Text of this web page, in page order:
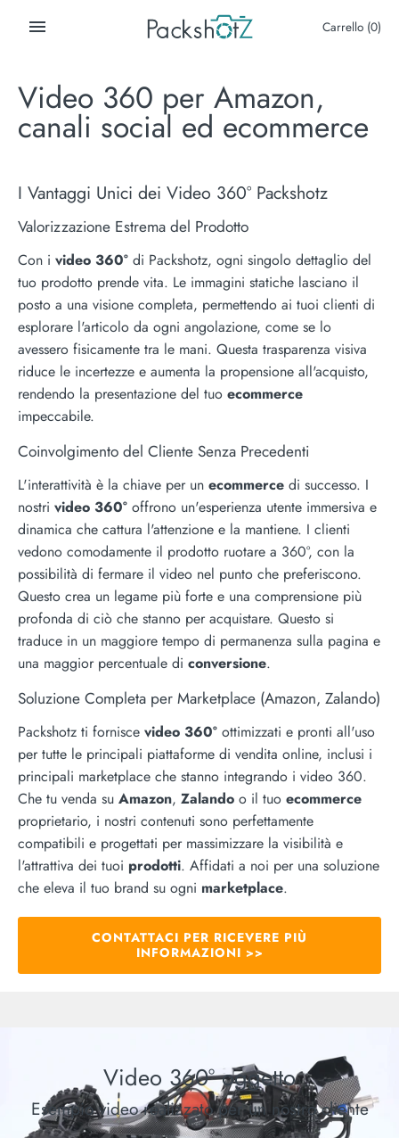
Carrello (0)
Video 360 per Amazon,
canali social ed ecommerce
I Vantaggi Unici dei Video 360° Packshotz
Valorizzazione Estrema del Prodotto
Con i video 360° di Packshotz, ogni singolo dettaglio del
tuo prodotto prende vita. Le immagini statiche lasciano il
posto a una visione completa, permettendo ai tuoi clienti di
esplorare l'articolo da ogni angolazione, come se lo
avessero fisicamente tra le mani. Questa trasparenza visiva
riduce le incertezze e aumenta la propensione all'acquisto,
rendendo la presentazione del tuo ecommerce
impeccabile.
Coinvolgimento del Cliente Senza Precedenti
L'interattività è la chiave per un ecommerce di successo. I
nostri video 360° offrono un'esperienza utente immersiva e
dinamica che cattura l'attenzione e la mantiene. I clienti
vedono comodamente il prodotto ruotare a 360°, con la
possibilità di fermare il video nel punto che preferiscono.
Questo crea un legame più forte e una comprensione più
profonda di ciò che stanno per acquistare. Questo si
traduce in un maggiore tempo di permanenza sulla pagina e
una maggior percentuale di conversione.
Soluzione Completa per Marketplace (Amazon, Zalando)
Packshotz ti fornisce video 360° ottimizzati e pronti all'uso
per tutte le principali piattaforme di vendita online, inclusi i
principali marketplace che stanno integrando i video 360.
Che tu venda su Amazon, Zalando o il tuo ecommerce
proprietario, i nostri contenuti sono perfettamente
compatibili e progettati per massimizzare la visibilità e
l'attrattiva dei tuoi prodotti. Affidati a noi per una soluzione
che eleva il tuo brand su ogni marketplace.
CONTATTACI PER RICEVERE PIÙ
INFORMAZIONI >>
Video 360° oggetto
Esempio video realizzato per un nostro cliente